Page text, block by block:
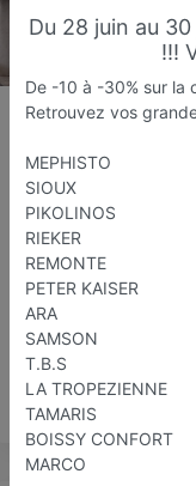
Favori
Ouvre demain
Du 28 juin au
!!!
De -10 à -30% sur la
Retrouvez vos
MEPHISTO
SIOUX
PIKOLINOS
RIEKER
REMONTE
PETER KAISER
ARA
SAMSON
T.B.S
LA TROPEZIENNE
TAMARIS
BOISSY CONFORT
MARCO